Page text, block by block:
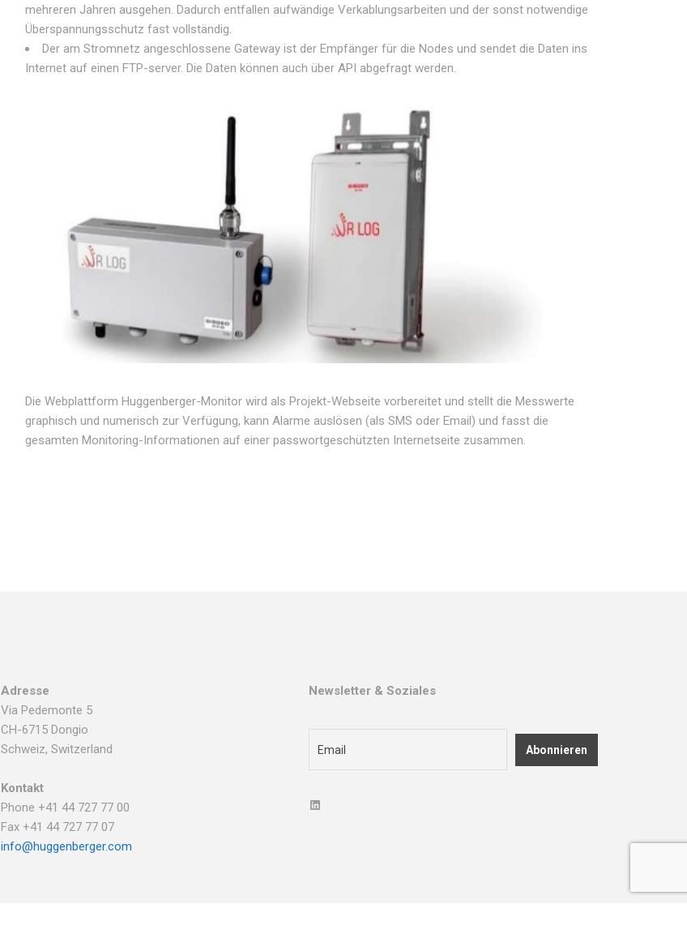
mehreren Jahren ausgehen. Dadurch entfallen aufwändige Verkablungsarbeiten und der sonst notwendige
Überspannungsschutz fast vollständig.
Der am Stromnetz angeschlossene Gateway ist der Empfänger für die Nodes und sendet die Daten ins
Internet auf einen FTP-server. Die Daten können auch über API abgefragt werden.
Die Webplattform Huggenberger-Monitor wird als Projekt-Webseite vorbereitet und stellt die Messwerte
graphisch und numerisch zur Verfügung, kann Alarme auslösen (als SMS oder Email) und fasst die
gesamten Monitoring-Informationen auf einer passwortgeschützten Internetseite zusammen.
Adresse
Via Pedemonte 5
CH-6715 Dongio
Schweiz, Switzerland
Kontakt
Phone +41 44 727 77 00
Fax +41 44 727 77 07
info@huggenberger.com
Newsletter & Soziales